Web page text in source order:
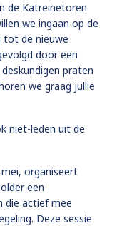
de Katreinetoren
we ingaan op de
tot de nieuwe
door een
praten
we graag jullie
niet-leden uit de
organiseert
een
die actief mee
Deze sessie